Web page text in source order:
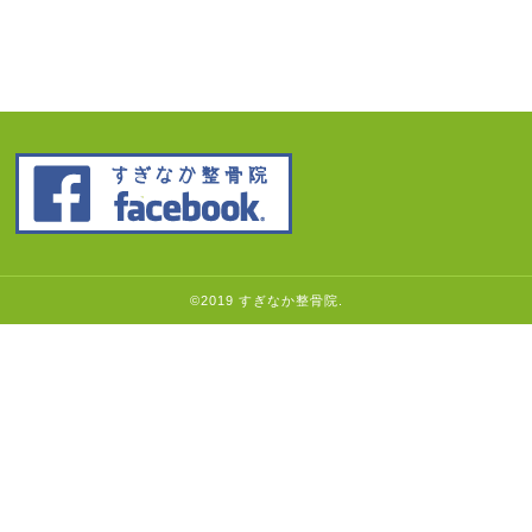
©2019 すぎなか整骨院.